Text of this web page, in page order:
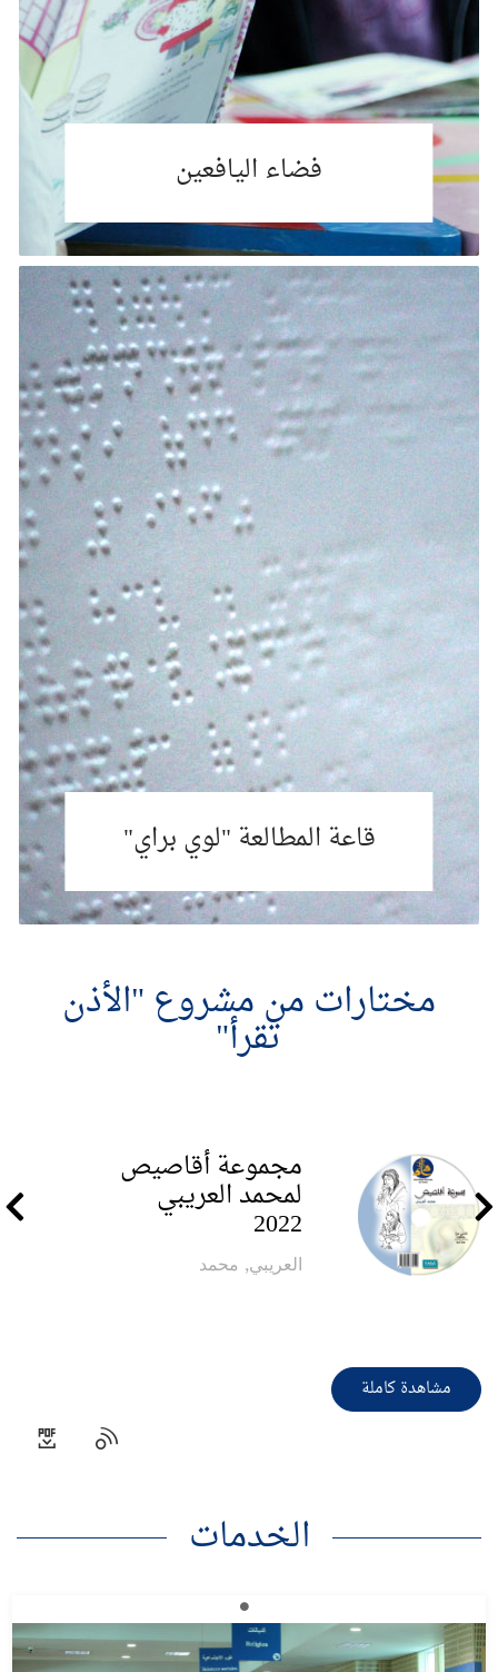
فضاء اليافعين
قاعة المطالعة "لوي براي"
مختارات من مشروع "الأذن
تقرأ"
مجموعة أقاصيص
لمحمد العريبي
2022
العريبي, محمد
مشاهدة كاملة
الخدمات